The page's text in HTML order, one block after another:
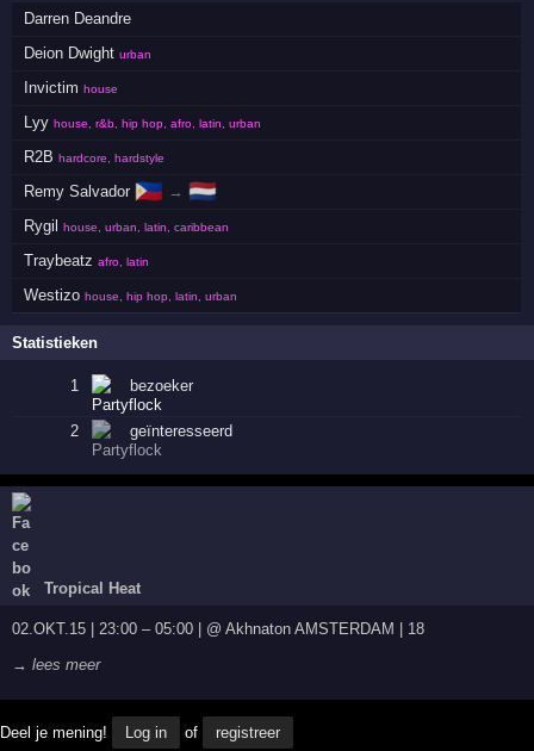
Darren Deandre
Deion Dwight urban
Invictim house
Lyy house, r&b, hip hop, afro, latin, urban
R2B hardcore, hardstyle
Remy Salvador 🇵🇭 → 🇳🇱
Rygil house, urban, latin, caribbean
Traybeatz afro, latin
Westizo house, hip hop, latin, urban
Statistieken
1 bezoeker
2 geïnteresseerd
Tropical Heat
02.OKT.15 | 23:00 – 05:00 | @ Akhnaton AMSTERDAM | 18
→ lees meer
Deel je mening! Log in of registreer